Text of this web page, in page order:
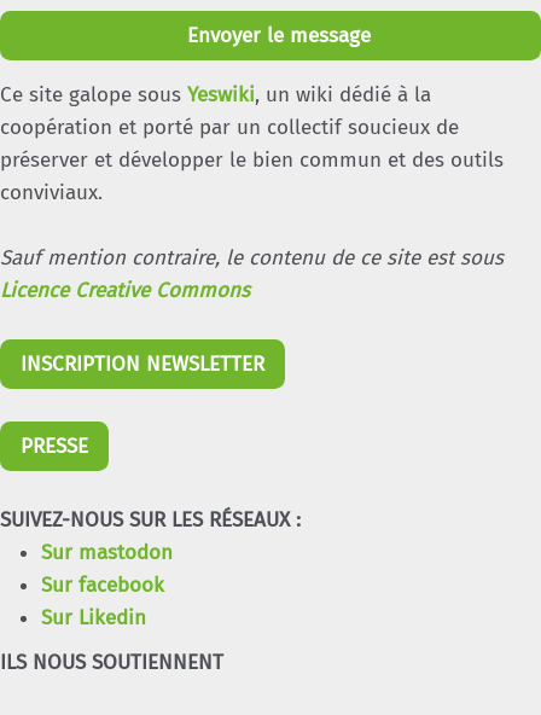
Envoyer le message
Ce site galope sous Yeswiki, un wiki dédié à la
coopération et porté par un collectif soucieux de
préserver et développer le bien commun et des outils
conviviaux.
Sauf mention contraire, le contenu de ce site est sous
Licence Creative Commons
INSCRIPTION NEWSLETTER
PRESSE
SUIVEZ-NOUS SUR LES RÉSEAUX :
Sur mastodon
Sur facebook
Sur Likedin
ILS NOUS SOUTIENNENT